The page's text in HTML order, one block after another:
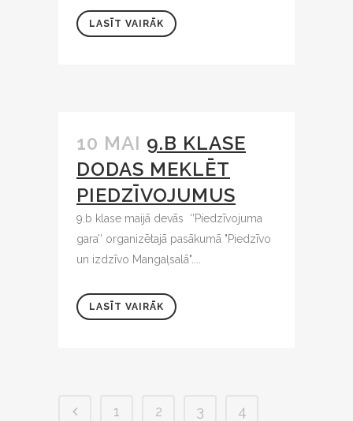
LASĪT VAIRĀK
10 MAI 9.B KLASE
DODAS MEKLĒT
PIEDZĪVOJUMUS
9.b klase maijā devās ‘’Piedzīvojuma
gara’’ organizētajā pasākumā "Piedzīvo
un izdzīvo Mangaļsalā"....
LASĪT VAIRĀK
1 2 3
4